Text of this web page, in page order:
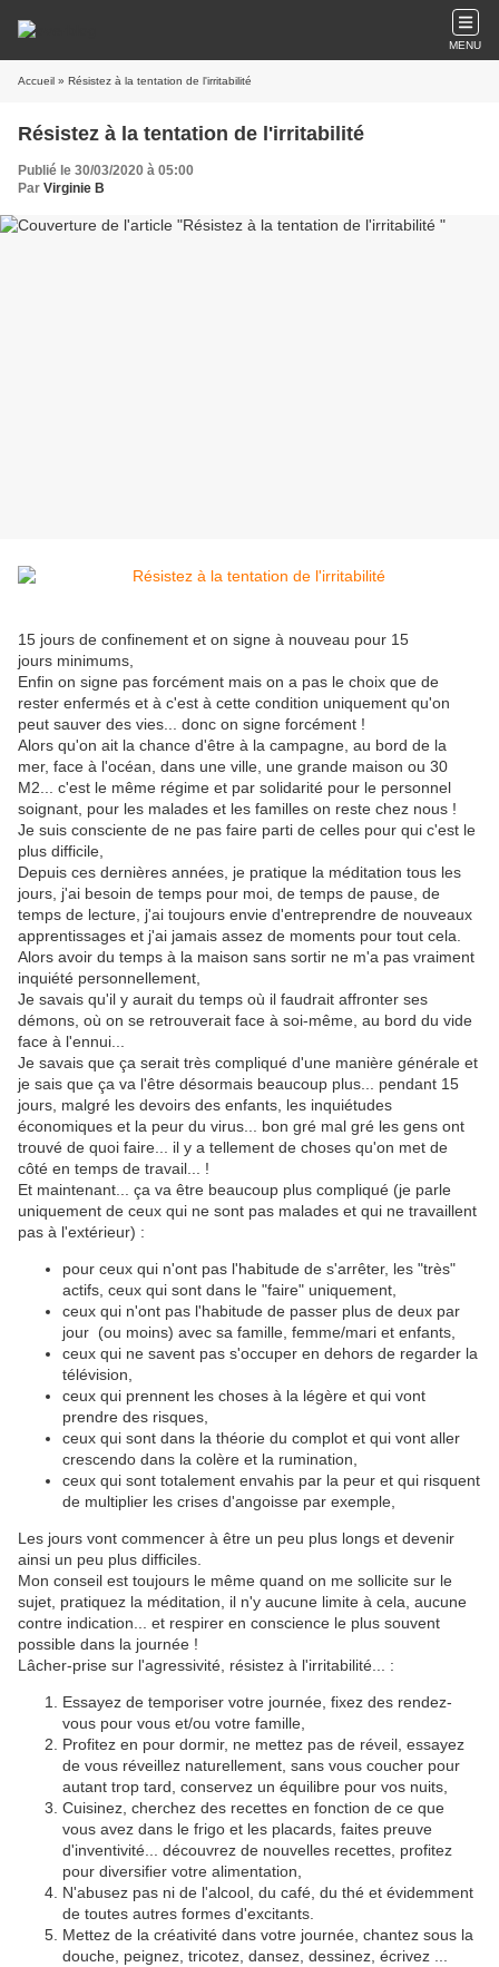
MENU
Accueil » Résistez à la tentation de l'irritabilité
Résistez à la tentation de l'irritabilité
Publié le 30/03/2020 à 05:00
Par Virginie B
15 jours de confinement et on signe à nouveau pour 15
jours minimums,
Enfin on signe pas forcément mais on a pas le choix que de
rester enfermés et à c'est à cette condition uniquement qu'on
peut sauver des vies... donc on signe forcément !
Alors qu'on ait la chance d'être à la campagne, au bord de la
mer, face à l'océan, dans une ville, une grande maison ou 30
M2... c'est le même régime et par solidarité pour le personnel
soignant, pour les malades et les familles on reste chez nous !
Je suis consciente de ne pas faire parti de celles pour qui c'est le
plus difficile,
Depuis ces dernières années, je pratique la méditation tous les
jours, j'ai besoin de temps pour moi, de temps de pause, de
temps de lecture, j'ai toujours envie d'entreprendre de nouveaux
apprentissages et j'ai jamais assez de moments pour tout cela.
Alors avoir du temps à la maison sans sortir ne m'a pas vraiment
inquiété personnellement,
Je savais qu'il y aurait du temps où il faudrait affronter ses
démons, où on se retrouverait face à soi-même, au bord du vide
face à l'ennui...
Je savais que ça serait très compliqué d'une manière générale et
je sais que ça va l'être désormais beaucoup plus... pendant 15
jours, malgré les devoirs des enfants, les inquiétudes
économiques et la peur du virus... bon gré mal gré les gens ont
trouvé de quoi faire... il y a tellement de choses qu'on met de
côté en temps de travail... !
Et maintenant... ça va être beaucoup plus compliqué (je parle
uniquement de ceux qui ne sont pas malades et qui ne travaillent
pas à l'extérieur) :
pour ceux qui n'ont pas l'habitude de s'arrêter, les "très"
actifs, ceux qui sont dans le "faire" uniquement,
ceux qui n'ont pas l'habitude de passer plus de deux par
jour (ou moins) avec sa famille, femme/mari et enfants,
ceux qui ne savent pas s'occuper en dehors de regarder la
télévision,
ceux qui prennent les choses à la légère et qui vont
prendre des risques,
ceux qui sont dans la théorie du complot et qui vont aller
crescendo dans la colère et la rumination,
ceux qui sont totalement envahis par la peur et qui risquent
de multiplier les crises d'angoisse par exemple,
Les jours vont commencer à être un peu plus longs et devenir
ainsi un peu plus difficiles.
Mon conseil est toujours le même quand on me sollicite sur le
sujet, pratiquez la méditation, il n'y aucune limite à cela, aucune
contre indication... et respirer en conscience le plus souvent
possible dans la journée !
Lâcher-prise sur l'agressivité, résistez à l'irritabilité... :
Essayez de temporiser votre journée, fixez des rendez-
vous pour vous et/ou votre famille,
Profitez en pour dormir, ne mettez pas de réveil, essayez
de vous réveillez naturellement, sans vous coucher pour
autant trop tard, conservez un équilibre pour vos nuits,
Cuisinez, cherchez des recettes en fonction de ce que
vous avez dans le frigo et les placards, faites preuve
d'inventivité... découvrez de nouvelles recettes, profitez
pour diversifier votre alimentation,
N'abusez pas ni de l'alcool, du café, du thé et évidemment
de toutes autres formes d'excitants.
Mettez de la créativité dans votre journée, chantez sous la
douche, peignez, tricotez, dansez, dessinez, écrivez ...